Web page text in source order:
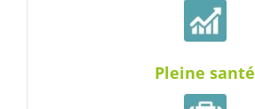
Pleine santé